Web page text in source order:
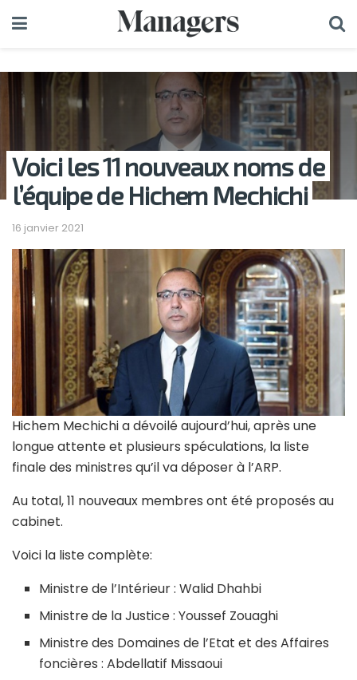
Voici les 11 nouveaux noms de
l’équipe de Hichem Mechichi
16 janvier 2021
Hichem Mechichi a dévoilé aujourd’hui, après une
longue attente et plusieurs spéculations, la liste
finale des ministres qu’il va déposer à l’ARP.
Au total, 11 nouveaux membres ont été proposés au
cabinet.
Voici la liste complète:
Ministre de l’Intérieur : Walid Dhahbi
Ministre de la Justice : Youssef Zouaghi
Ministre des Domaines de l’Etat et des Affaires
foncières : Abdellatif Missaoui